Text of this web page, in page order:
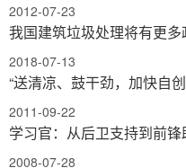
2012-07-23
我国建筑垃圾处理将有更
2018-07-13
“送清凉、鼓干劲，加快自
2011-09-22
学习官：从后卫支持到前锋
2008-07-28